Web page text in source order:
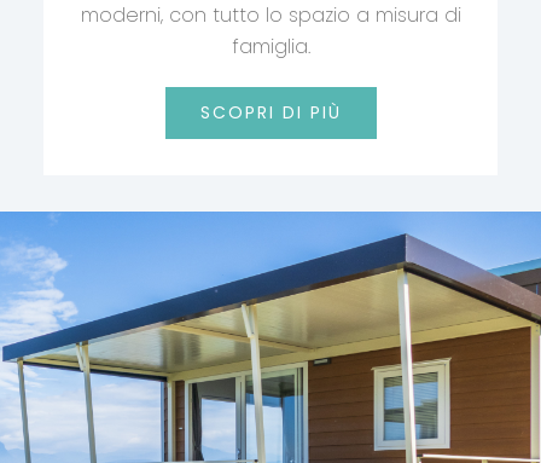
moderni, con tutto lo spazio a misura di
famiglia.
SCOPRI DI PIÙ